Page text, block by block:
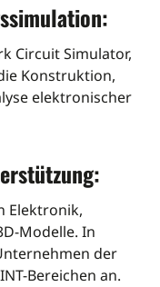
Circuit Simulator,
Konstruktion,
elektronischer
Elektronik,
Modelle. In
der
Bereichen an.